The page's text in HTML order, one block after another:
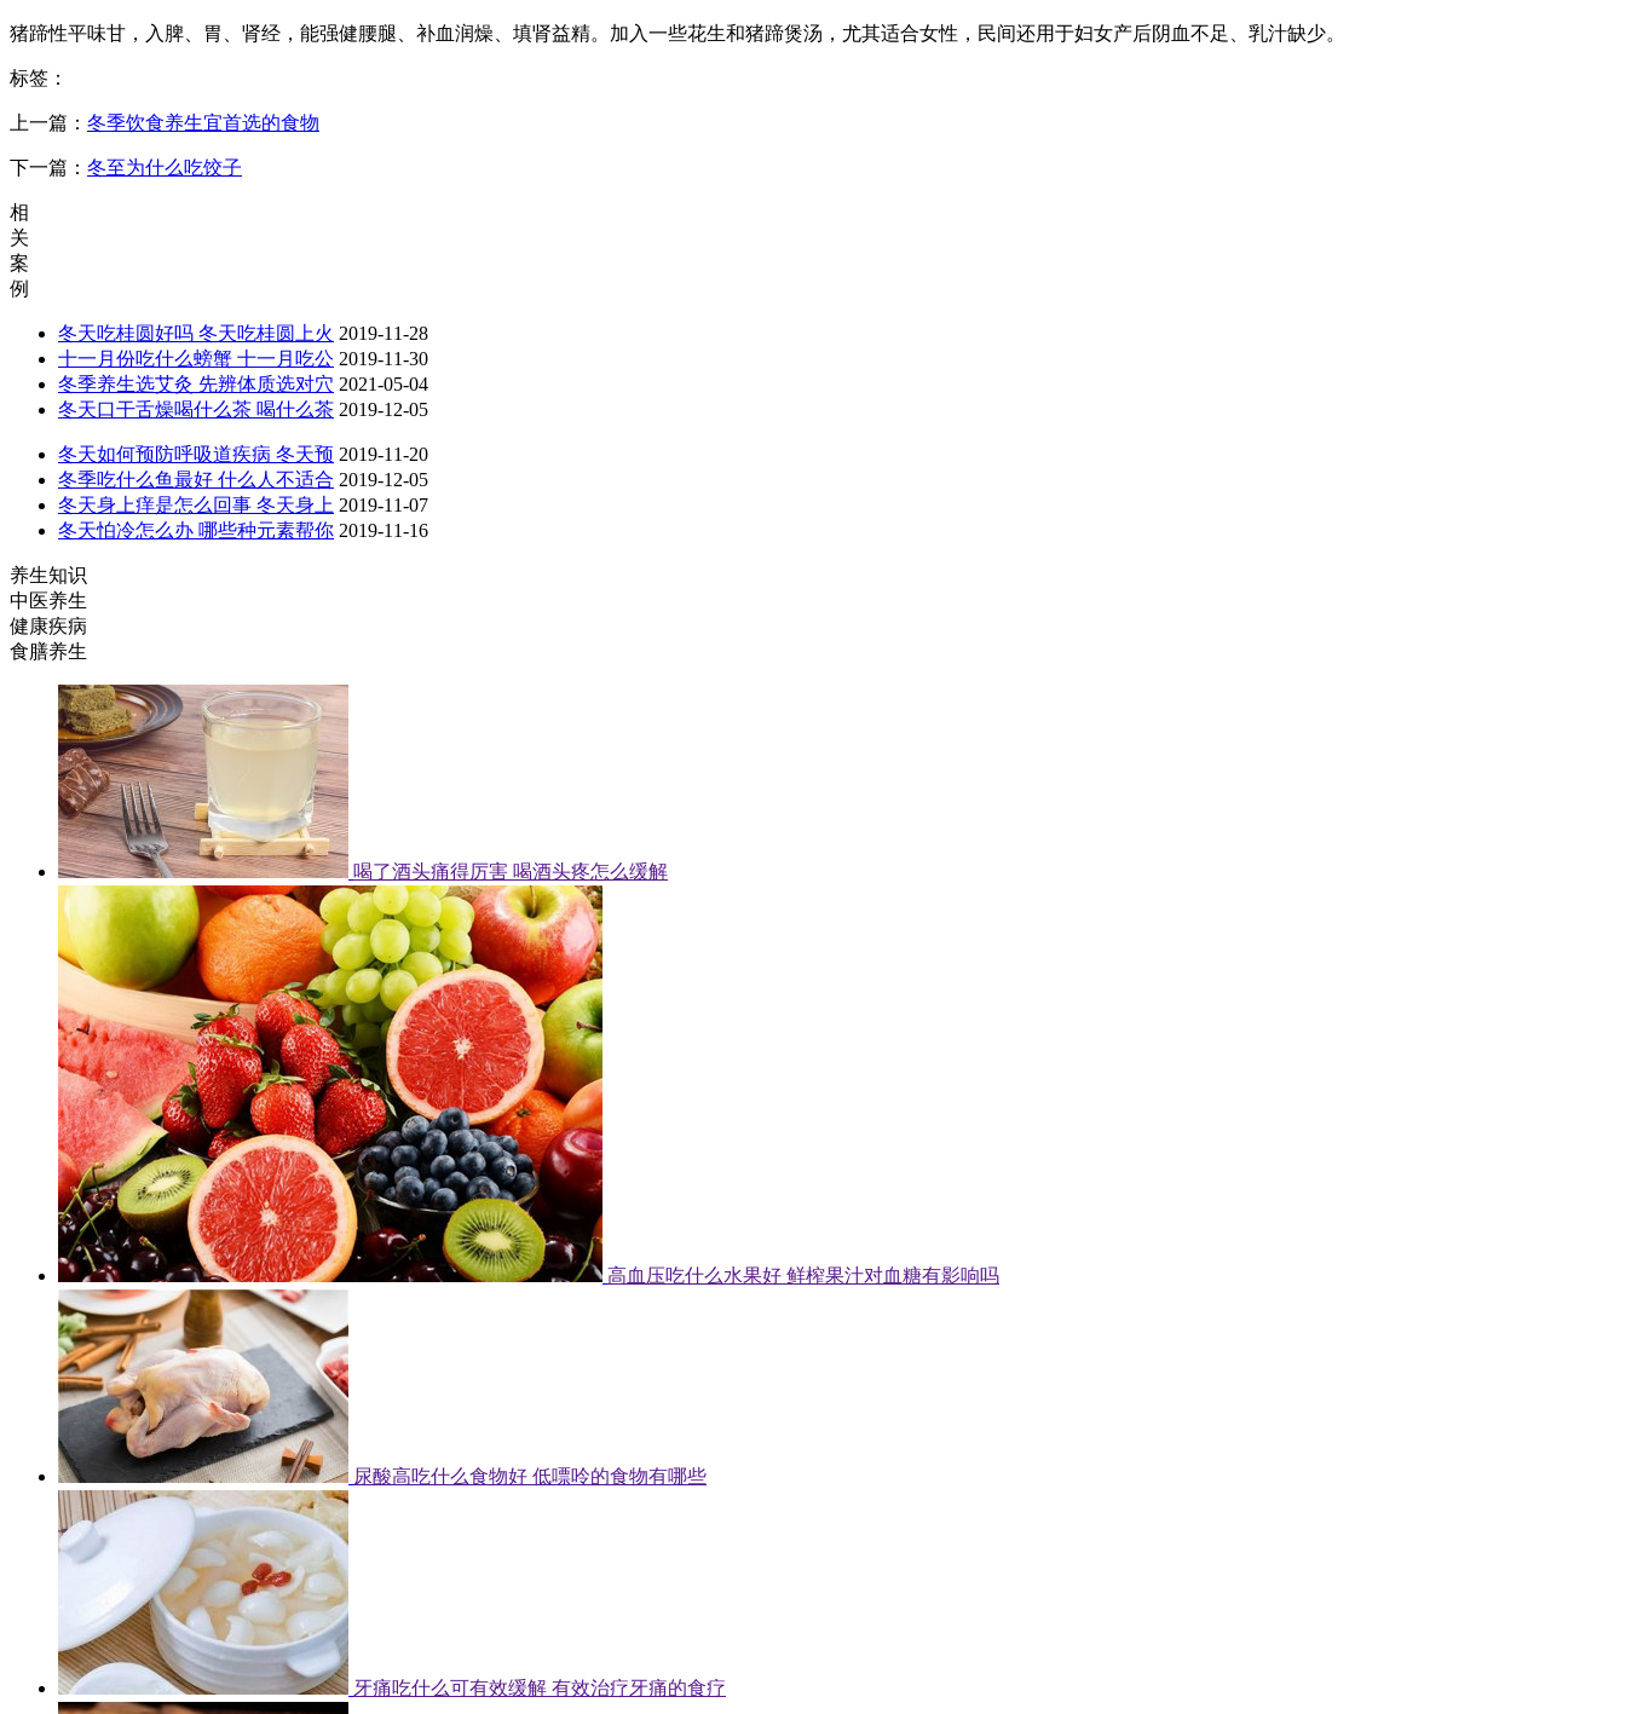
猪蹄性平味甘，入脾、胃、肾经，能强健腰腿、补血润燥、填肾益精。加入一些花生和猪蹄煲汤，尤其适合女性，民间还用于妇女产后阴血不足、乳汁缺少。
标签：
上一篇： ​冬季饮食养生宜首选的食物
下一篇： 冬至为什么吃饺子
相
关
案
例
冬天吃桂圆好吗 冬天吃桂圆上火 2019-11-28
十一月份吃什么螃蟹 十一月吃公 2019-11-30
冬季养生选艾灸 先辨体质选对穴 2021-05-04
冬天口干舌燥喝什么茶 喝什么茶 2019-12-05
冬天如何预防呼吸道疾病 冬天预 2019-11-20
冬季吃什么鱼最好 什么人不适合 2019-12-05
冬天身上痒是怎么回事 冬天身上 2019-11-07
冬天怕冷怎么办 哪些种元素帮你 2019-11-16
养生知识
中医养生
健康疾病
食膳养生
喝了酒头痛得厉害 喝酒头疼怎么缓解
高血压吃什么水果好 鲜榨果汁对血糖有影响吗
尿酸高吃什么食物好 低嘌呤的食物有哪些
牙痛吃什么可有效缓解 有效治疗牙痛的食疗